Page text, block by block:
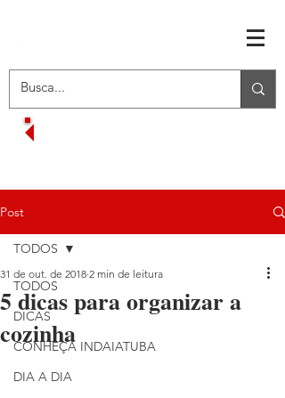
Post
TODOS
DICAS
CONHEÇA INDAIATUBA
DIA A DIA
TODOS
5 dicas para organizar a
cozinha
31 de out. de 2018 2 min de leitura